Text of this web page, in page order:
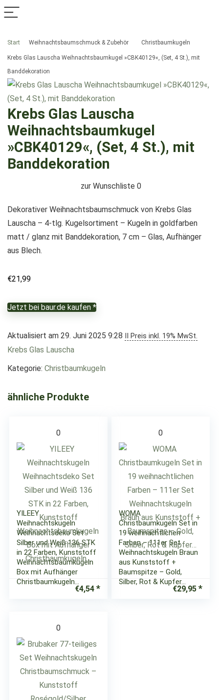
Start Weihnachtsbaumschmuck & Zubehör Christbaumkugeln
Krebs Glas Lauscha Weihnachtsbaumkugel »CBK40129«, (Set, 4 St.), mit
Banddekoration
Krebs Glas Lauscha
Weihnachtsbaumkugel
»CBK40129«, (Set, 4 St.), mit
Banddekoration
zur Wunschliste 0
Dekorativer Weihnachtsbaumschmuck von Krebs Glas
Lauscha – 4-tlg. Kugelsortiment – Kugeln in goldfarben
matt / glanz mit Banddekoration, 7 cm – Glas, Aufhänger
aus Blech.
€21,99
Jetzt bei baur.de kaufen *
Aktualisiert am 29. Juni 2025 9:28 II Preis inkl. 19% MwSt.
Krebs Glas Lauscha
Kategorie: Christbaumkugeln
ähnliche Produkte
0
YILEEY
Weihnachtskugeln
Weihnachtsdeko Set
Silber und Weiß 136 STK
in 22 Farben, Kunststoff
Weihnachtsbaumkugeln
Box mit Aufhänger
Christbaumkugeln…
€4,54
0
WOMA
Christbaumkugeln Set in
19 weihnachtlichen
Farben – 111er Set
Weihnachtskugeln Braun
aus Kunststoff +
Baumspitze – Gold,
Silber, Rot & Kupfer…
€29,95
0